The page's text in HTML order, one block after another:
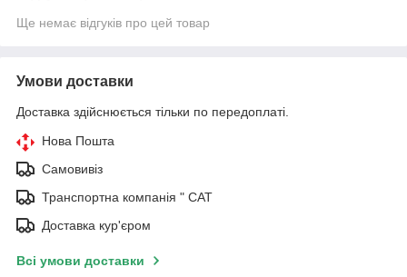
Ще немає відгуків про цей товар
Умови доставки
Доставка здійснюється тільки по передоплаті.
Нова Пошта
Самовивіз
Транспортна компанія " САТ
Доставка кур'єром
Всі умови доставки